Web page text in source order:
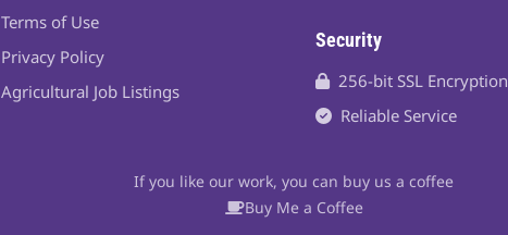
Terms of Use
Privacy Policy
Agricultural Job Listings
Security
256-bit SSL Encryption
Reliable Service
If you like our work, you can buy us a coffee
Buy Me a Coffee